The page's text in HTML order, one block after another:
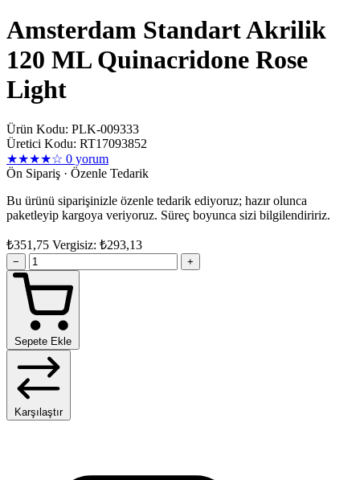
Amsterdam Standart Akrilik
120 ML Quinacridone Rose
Light
Ürün Kodu: PLK-009333
Üretici Kodu: RT17093852
★★★★☆ 0 yorum
Ön Sipariş · Özenle Tedarik
Bu ürünü siparişinizle özenle tedarik ediyoruz; hazır olunca
paketleyip kargoya veriyoruz. Süreç boyunca sizi bilgilendiririz.
₺351,75 Vergisiz: ₺293,13
− +
Sepete Ekle
Karşılaştır